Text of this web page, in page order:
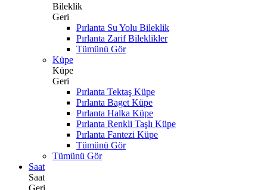
Bileklik
Geri
Pırlanta Su Yolu Bileklik
Pırlanta Zarif Bileklikler
Tümünü Gör
Küpe
Küpe
Geri
Pırlanta Tektaş Küpe
Pırlanta Baget Küpe
Pırlanta Halka Küpe
Pırlanta Renkli Taşlı Küpe
Pırlanta Fantezi Küpe
Tümünü Gör
Tümünü Gör
Saat
Saat
Geri